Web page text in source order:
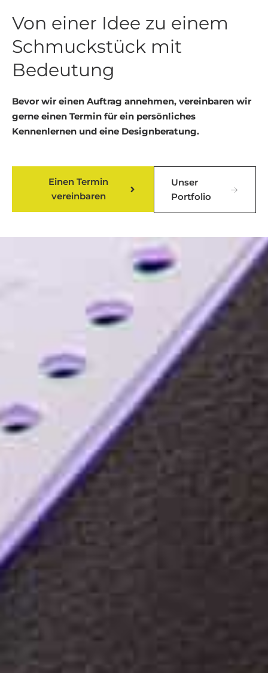
Von einer Idee zu einem
Schmuckstück mit
Bedeutung
Bevor wir einen Auftrag annehmen, vereinbaren wir
gerne einen Termin für ein persönliches
Kennenlernen und eine Designberatung.
Einen Termin
vereinbaren
Unser
Portfolio